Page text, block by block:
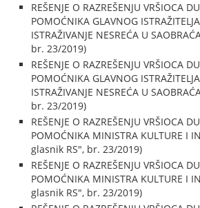
REŠENJE O RAZREŠENJU VRŠIOCA
POMOĆNIKA GLAVNOG
ISTRAŽIVANJE NESREĆA U
br. 23/2019)
REŠENJE O RAZREŠENJU VRŠIOCA
POMOĆNIKA GLAVNOG
ISTRAŽIVANJE NESREĆA U
br. 23/2019)
REŠENJE O RAZREŠENJU VRŠIOCA
POMOĆNIKA MINISTRA KULTURE I
glasnik RS", br. 23/2019)
REŠENJE O RAZREŠENJU VRŠIOCA
POMOĆNIKA MINISTRA KULTURE I
glasnik RS", br. 23/2019)